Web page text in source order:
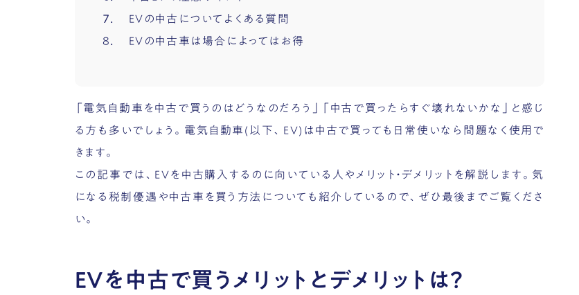
EVの中古についてよくある質問
EVの中古車は場合によってはお得
「電気自動車を中古で買うのはどうなのだろう」「中古で買ったらすぐ壊れないかな」と感じ
る方も多いでしょう。電気自動車(以下、EV)は中古で買っても日常使いなら問題なく使用で
きます。
この記事では、EVを中古購入するのに向いている人やメリット・デメリットを解説します。気
になる税制優遇や中古車を買う方法についても紹介しているので、ぜひ最後までご覧くださ
い。
EVを中古で買うメリットとデメリットは？